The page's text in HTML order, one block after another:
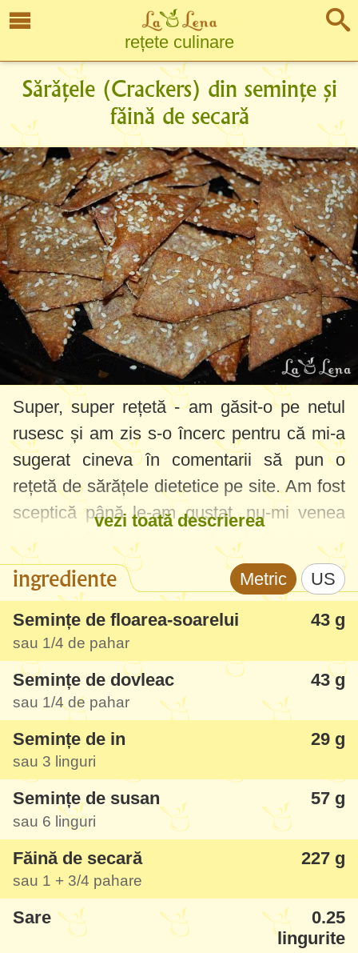
rețete culinare
Sărățele (Crackers) din semințe și
făină de secară
Super, super rețetă - am găsit-o pe netul
rusesc și am zis s-o încerc pentru că mi-a
sugerat cineva în comentarii să pun o
rețetă de sărățele dietetice pe site. Am fost
sceptică până le-am gustat, nu-mi venea
să cred cât de simplu se fac și cât de bune
și sănătoase pot fi. Semințele sunt foarte
sănătoase și digestive, la fel și făina de
secară - o găsiți la hypermarket sau plafar.
Deci recomand cu încredere, pot fi și în
varianta de post/vegetariană sau nu, la fel
pot fi dulci sau sărate, depinde cu ce le
presărați deasupra.
vezi toată descrierea
ingrediente Metric US
Semințe de floarea-soarelui 43 g
sau 1/4 de pahar
Semințe de dovleac 43 g
sau 1/4 de pahar
Semințe de in 29 g
sau 3 linguri
Semințe de susan 57 g
sau 6 linguri
Făină de secară 227 g
sau 1 + 3/4 pahare
Sare
0.25
lingurite